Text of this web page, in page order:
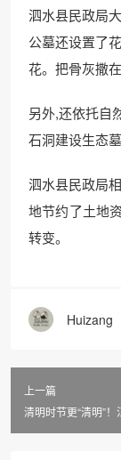
泗水县民政局
公墓还设置了
花。把骨灰撒
另外,还依托自
石洞建设生态
泗水县民政局
地节约了土地
转变。
Huizang
上一篇
清明时节更“清明”！